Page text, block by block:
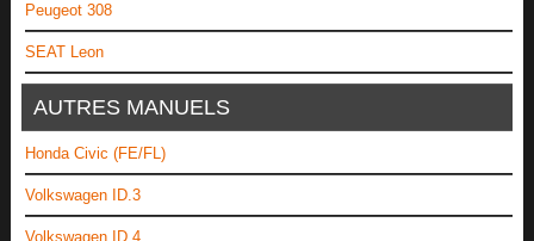
Peugeot 308
SEAT Leon
AUTRES MANUELS
Honda Civic (FE/FL)
Volkswagen ID.3
Volkswagen ID.4